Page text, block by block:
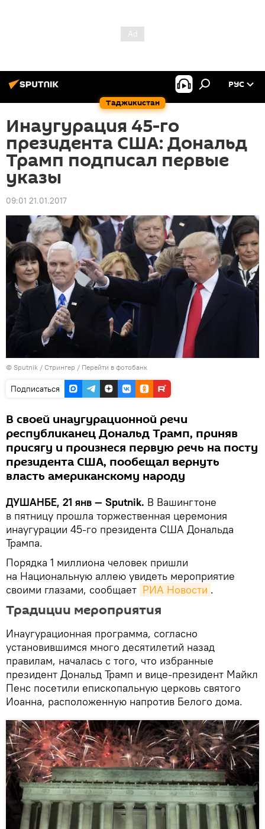
Таджикистан
РУС
Инаугурация 45-го
президента США: Дональд
Трамп подписал первые
указы
09:01 21.01.2017
© Sputnik / Стрингер / Перейти в фотобанк
Подписаться
В своей инаугурационной речи
республиканец Дональд Трамп, приняв
присягу и произнеся первую речь на посту
президента США, пообещал вернуть
власть американскому народу
ДУШАНБЕ, 21 янв — Sputnik. В Вашингтоне
в пятницу прошла торжественная церемония
инаугурации 45-го президента США Дональда
Трампа.
Порядка 1 миллиона человек пришли
на Национальную аллею увидеть мероприятие
своими глазами, сообщает РИА Новости .
Традиции мероприятия
Инаугурационная программа, согласно
установившимся много десятилетий назад
правилам, началась с того, что избранные
президент Дональд Трамп и вице-президент Майкл
Пенс посетили епископальную церковь святого
Иоанна, расположенную напротив Белого дома.